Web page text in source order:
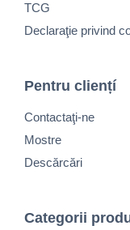
TCG
Declaraţie privind
Pentru cliențí
Contactaţi-ne
Mostre
Descărcări
Categorii